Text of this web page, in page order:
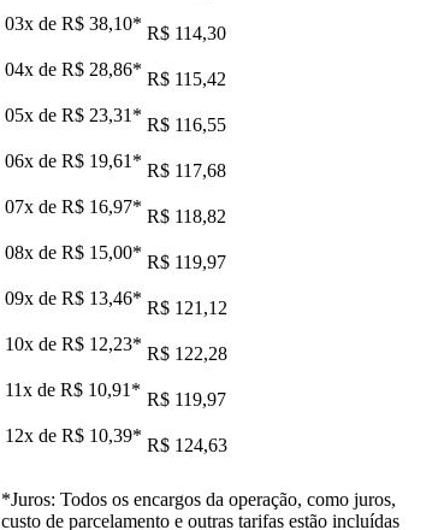
03x de R$ 38,10* R$ 114,30
04x de R$ 28,86* R$ 115,42
05x de R$ 23,31 * R$ 116,55
06x de R$ 19,61 * R$ 117,68
07x de R$ 16,97* R$ 118,82
08x de R$ 15,00* R$ 119,97
09x de R$ 13,46* R$ 121,12
10x de R$ 12,23* R$ 122,28
11x de R$ 10,91 * R$ 119,97
12x de R$ 10,39* R$ 124,63
*Juros: Todos os encargos da operação, como juros,
custo de parcelamento e outras tarifas estão incluídas